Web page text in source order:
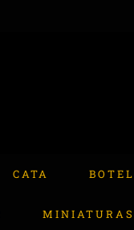
CATA
MINIATURAS